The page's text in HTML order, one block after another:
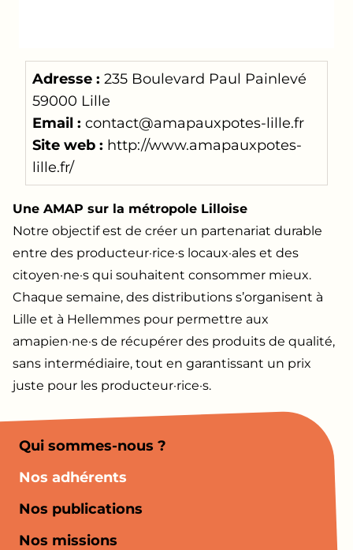
Une AMAP sur la métropole Lilloise
Notre objectif est de créer un partenariat durable
entre des producteur·rice·s locaux·ales et des
citoyen·ne·s qui souhaitent consommer mieux.
Chaque semaine, des distributions s’organisent à
Lille et à Hellemmes pour permettre aux
amapien·ne·s de récupérer des produits de qualité,
sans intermédiaire, tout en garantissant un prix
juste pour les producteur·rice·s.
Adresse : 235 Boulevard Paul Painlevé
59000 Lille
Email : contact@amapauxpotes-lille.fr
Site web : http://www.amapauxpotes-
lille.fr/
Qui sommes-nous ?
Nos adhérents
Nos publications
Nos missions